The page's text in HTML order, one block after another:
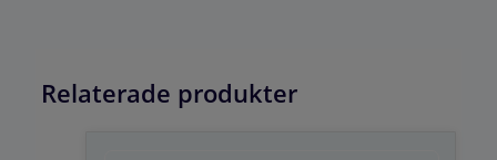
Relaterade produkter